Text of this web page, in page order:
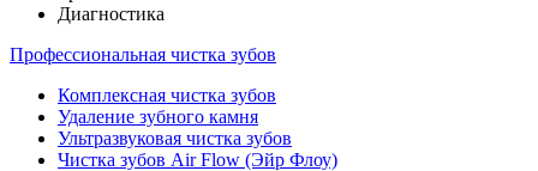
Диагностика
Профессиональная чистка зубов
Комплексная чистка зубов
Удаление зубного камня
Ультразвуковая чистка зубов
Чистка зубов Air Flow (Эйр Флоу)